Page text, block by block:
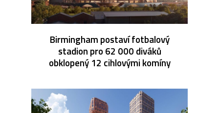
Birmingham postaví fotbalový
stadion pro 62 000 diváků
obklopený 12 cihlovými komíny